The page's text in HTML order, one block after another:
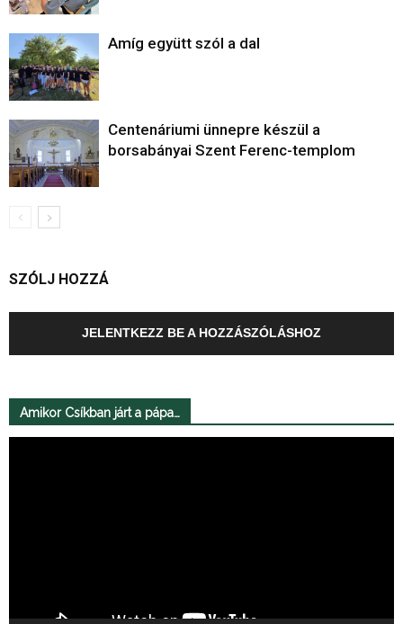
Amíg együtt szól a dal
Centenáriumi ünnepre készül a
borsabányai Szent Ferenc-templom
SZÓLJ HOZZÁ
JELENTKEZZ BE A HOZZÁSZÓLÁSHOZ
Amikor Csíkban járt a pápa…